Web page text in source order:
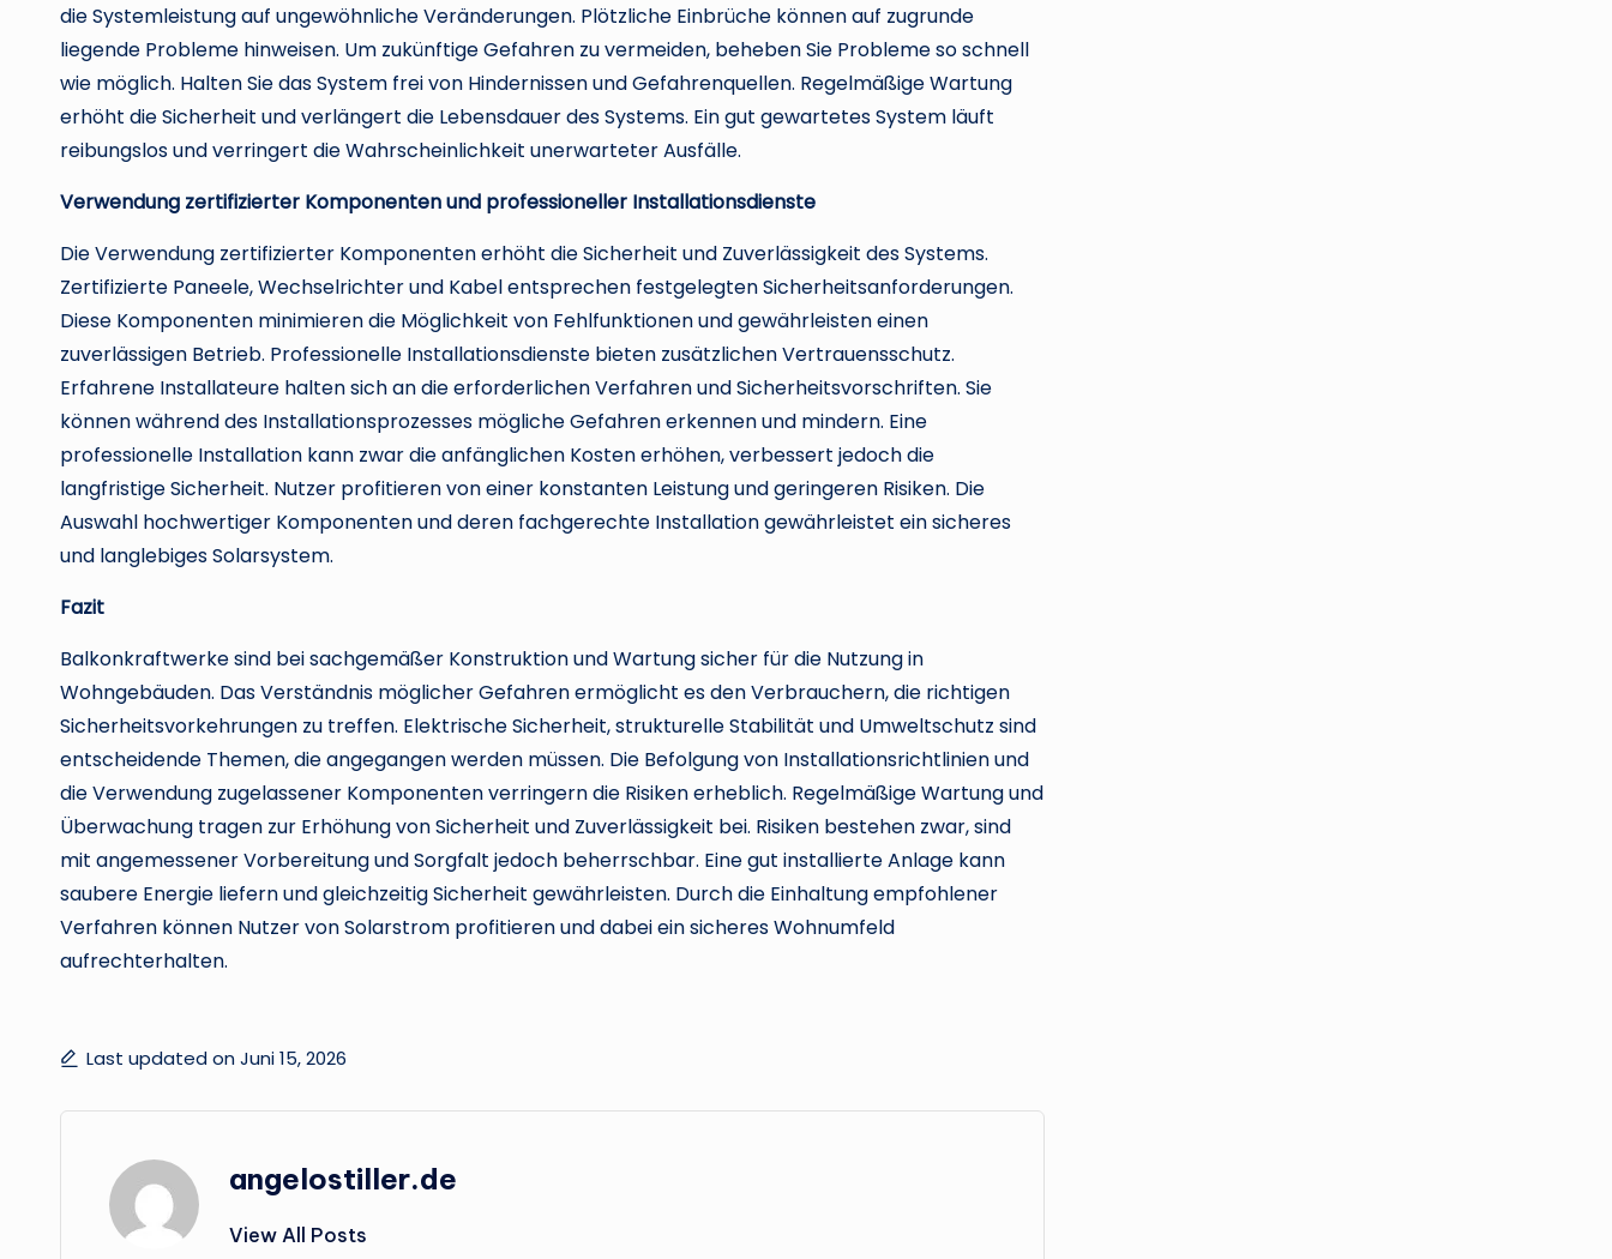
die Systemleistung auf ungewöhnliche Veränderungen. Plötzliche Einbrüche können auf zugrunde
liegende Probleme hinweisen. Um zukünftige Gefahren zu vermeiden, beheben Sie Probleme so schnell
wie möglich. Halten Sie das System frei von Hindernissen und Gefahrenquellen. Regelmäßige Wartung
erhöht die Sicherheit und verlängert die Lebensdauer des Systems. Ein gut gewartetes System läuft
reibungslos und verringert die Wahrscheinlichkeit unerwarteter Ausfälle.
Verwendung zertifizierter Komponenten und professioneller Installationsdienste
Die Verwendung zertifizierter Komponenten erhöht die Sicherheit und Zuverlässigkeit des Systems.
Zertifizierte Paneele, Wechselrichter und Kabel entsprechen festgelegten Sicherheitsanforderungen.
Diese Komponenten minimieren die Möglichkeit von Fehlfunktionen und gewährleisten einen
zuverlässigen Betrieb. Professionelle Installationsdienste bieten zusätzlichen Vertrauensschutz.
Erfahrene Installateure halten sich an die erforderlichen Verfahren und Sicherheitsvorschriften. Sie
können während des Installationsprozesses mögliche Gefahren erkennen und mindern. Eine
professionelle Installation kann zwar die anfänglichen Kosten erhöhen, verbessert jedoch die
langfristige Sicherheit. Nutzer profitieren von einer konstanten Leistung und geringeren Risiken. Die
Auswahl hochwertiger Komponenten und deren fachgerechte Installation gewährleistet ein sicheres
und langlebiges Solarsystem.
Fazit
Balkonkraftwerke sind bei sachgemäßer Konstruktion und Wartung sicher für die Nutzung in
Wohngebäuden. Das Verständnis möglicher Gefahren ermöglicht es den Verbrauchern, die richtigen
Sicherheitsvorkehrungen zu treffen. Elektrische Sicherheit, strukturelle Stabilität und Umweltschutz sind
entscheidende Themen, die angegangen werden müssen. Die Befolgung von Installationsrichtlinien und
die Verwendung zugelassener Komponenten verringern die Risiken erheblich. Regelmäßige Wartung und
Überwachung tragen zur Erhöhung von Sicherheit und Zuverlässigkeit bei. Risiken bestehen zwar, sind
mit angemessener Vorbereitung und Sorgfalt jedoch beherrschbar. Eine gut installierte Anlage kann
saubere Energie liefern und gleichzeitig Sicherheit gewährleisten. Durch die Einhaltung empfohlener
Verfahren können Nutzer von Solarstrom profitieren und dabei ein sicheres Wohnumfeld
aufrechterhalten.
Last updated on Juni 15, 2026
angelostiller.de
View All Posts